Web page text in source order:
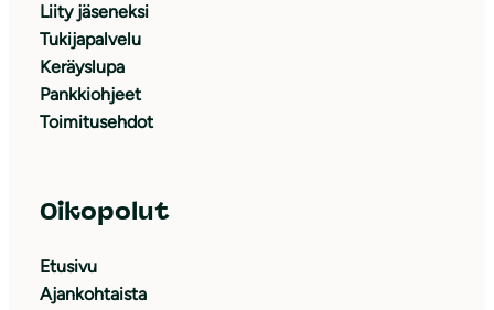
Liity jäseneksi
Tukijapalvelu
Keräyslupa
Pankkiohjeet
Toimitusehdot
Oikopolut
Etusivu
Ajankohtaista